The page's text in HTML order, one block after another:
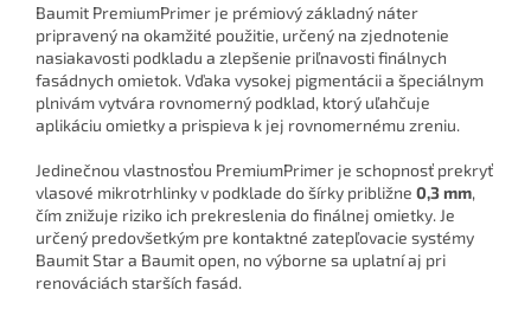
Baumit PremiumPrimer je prémiový základný náter
pripravený na okamžité použitie, určený na zjednotenie
nasiakavosti podkladu a zlepšenie priľnavosti finálnych
fasádnych omietok. Vďaka vysokej pigmentácii a špeciálnym
plnivám vytvára rovnomerný podklad, ktorý uľahčuje
aplikáciu omietky a prispieva k jej rovnomernému zreniu.
Jedinečnou vlastnosťou PremiumPrimer je schopnosť prekryť
vlasové mikrotrhlinky v podklade do šírky približne 0,3 mm,
čím znižuje riziko ich prekreslenia do finálnej omietky. Je
určený predovšetkým pre kontaktné zatepľovacie systémy
Baumit Star a Baumit open, no výborne sa uplatní aj pri
renováciách starších fasád.